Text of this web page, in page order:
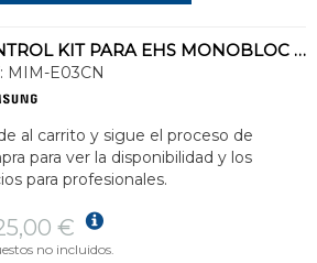
CONTROL KIT PARA EHS MONOBLOC DE R32
MIM-E03CN
al carrito y sigue el proceso de
para ver la disponibilidad y los
para profesionales.
€
no incluidos.